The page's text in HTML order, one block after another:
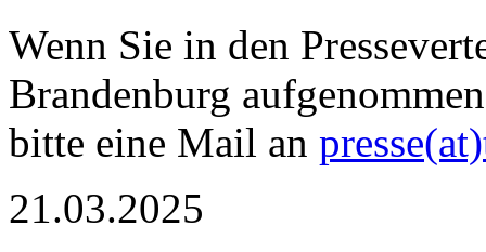
Wenn Sie in den
Brandenburg
bitte eine Mail an
21.03.2025